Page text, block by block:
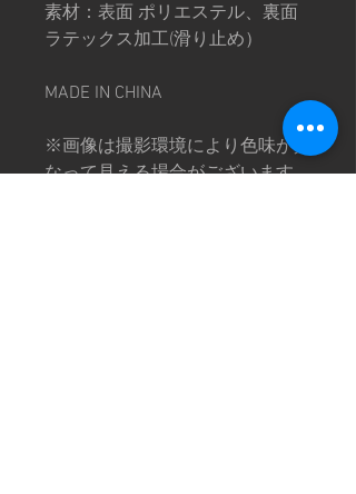
素材：表面 ポリエステル、裏面
ラテックス加工(滑り止め）
MADE IN CHINA
※画像は撮影環境により色味が異
なって見える場合がございます。